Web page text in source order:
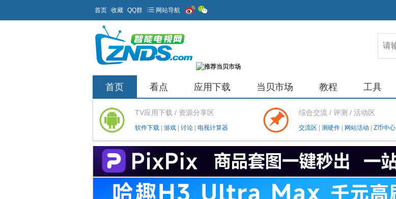
首页 收藏 QQ群 网站导航
首页 看点 应用下载 当贝市场 教程 工具
TV应用下载 / 资源分享区
软件下载 游戏 讨论 电视计算器
综合交流 / 评测 / 活动区
交流区 测硬件 网站活动 Z币中心